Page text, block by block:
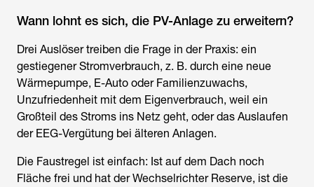
Wann lohnt es sich, die PV-Anlage zu erweitern?
Drei Auslöser treiben die Frage in der Praxis: ein
gestiegener Stromverbrauch, z. B. durch eine neue
Wärmepumpe, E-Auto oder Familienzuwachs,
Unzufriedenheit mit dem Eigenverbrauch, weil ein
Großteil des Stroms ins Netz geht, oder das Auslaufen
der EEG-Vergütung bei älteren Anlagen.
Die Faustregel ist einfach: Ist auf dem Dach noch
Fläche frei und hat der Wechselrichter Reserve, ist die